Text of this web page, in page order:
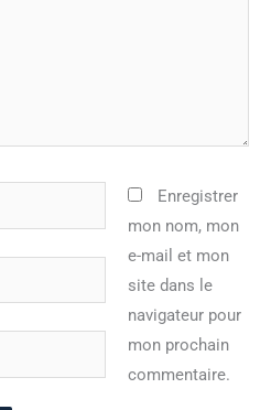
Enregistrer
mon nom, mon
e-mail et mon
site dans le
navigateur pour
mon prochain
commentaire.